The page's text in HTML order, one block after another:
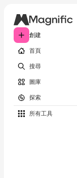
創建
首頁
搜尋
圖庫
探索
所有工具